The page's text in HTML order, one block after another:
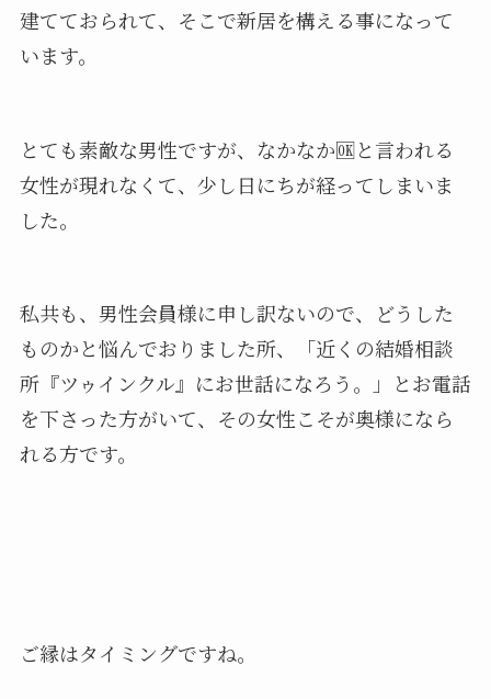
建てておられて、そこで新居を構える事になって
います。
とても素敵な男性ですが、なかなか🆗と言われる
女性が現れなくて、少し日にちが経ってしまいま
した。
私共も、男性会員様に申し訳ないので、どうした
ものかと悩んでおりました所、「近くの結婚相談
所『ツゥインクル』にお世話になろう。」とお電話
を下さった方がいて、その女性こそが奥様になら
れる方です。
ご縁はタイミングですね。